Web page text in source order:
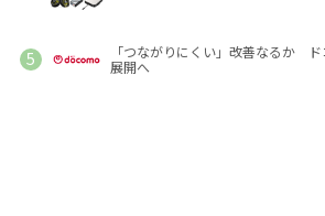
「つながりにくい」改善なるか
展開へ